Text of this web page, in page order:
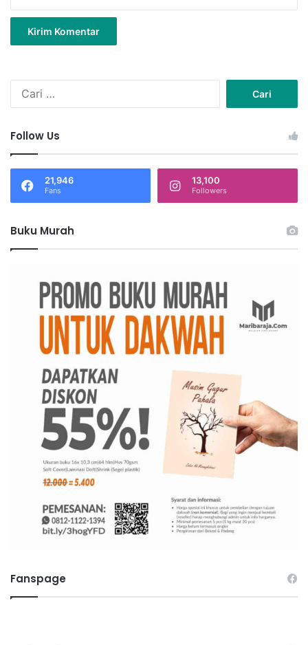
n
u
k
Follow Us
21,946
Fans
13,100
Followers
Buku Murah
Fanspage